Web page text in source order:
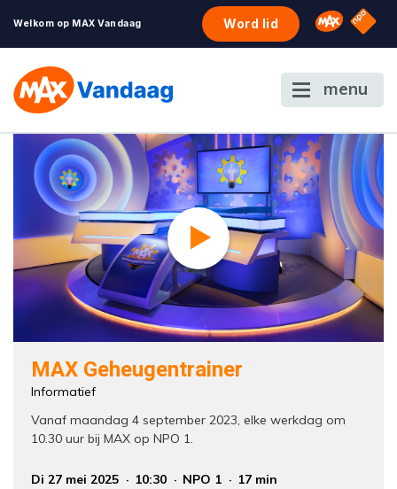
Welkom op MAX Vandaag Word lid Omroep
NPO
menu
MAX Geheugentrainer
Informatief
Vanaf maandag 4 september 2023, elke werkdag om
10.30 uur bij MAX op NPO 1.
Di 27 mei 2025 10:30 NPO 1
17 min